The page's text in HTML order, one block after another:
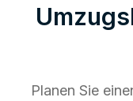
Planen Sie